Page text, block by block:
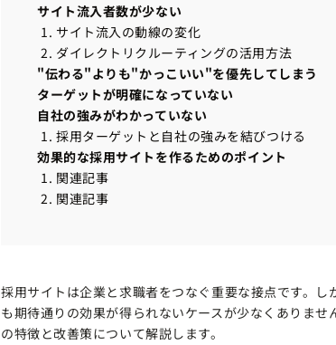
サイト流入者数が少ない
サイト流入者数が少ない
サイト流入の動線の変化
サイト流入の動線の変化
ダイレクトリクルーティングの活用方法
ダイレクトリクルーティングの活用方法
"伝わる"よりも"かっこいい"を優先してしまう
"伝わる"よりも"かっこいい"を優先してしまう
ターゲットが明確になっていない
ターゲットが明確になっていない
自社の強みがわかっていない
自社の強みがわかっていない
採用ターゲットと自社の強みを結びつける
採用ターゲットと自社の強みを結びつける
効果的な採用サイトを作るためのポイント
効果的な採用サイトを作るためのポイント
関連記事
関連記事
関連記事
採用サイトは企業と求職者をつなぐ重要な接点です。
も期待通りの効果が得られないケースが少なくありま
の特徴と改善策について解説します。